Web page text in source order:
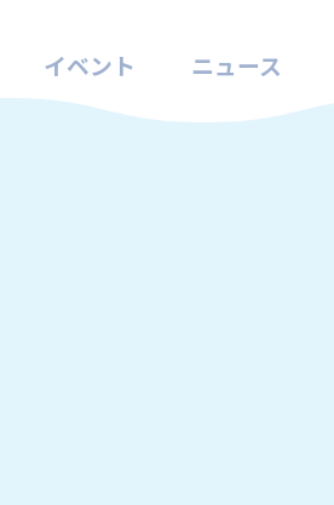
イベント ニュース